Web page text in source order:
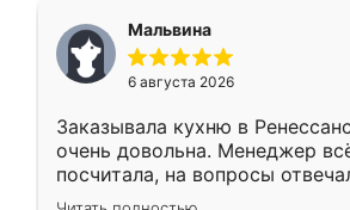
меньше, здесь же он более
Мне нравится ,если что-то
мебели буду заказывать
Мальвина
6 августа 2026
Заказывала кухню в
очень довольна. Менеджер
посчитала, на вопросы
Замерщик приехал в субботу,